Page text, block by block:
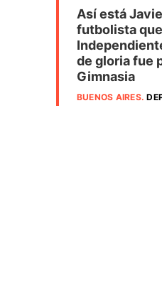
Así está
futbolista
de gloria fue
Gimnasia
BUENOS AIRES.